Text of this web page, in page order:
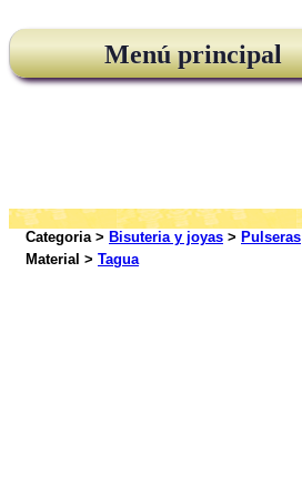
Menú principal
Categoria > Bisuteria y joyas > Pulseras
Material > Tagua